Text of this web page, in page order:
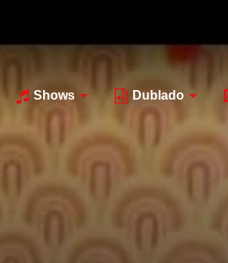
Shows Dublado